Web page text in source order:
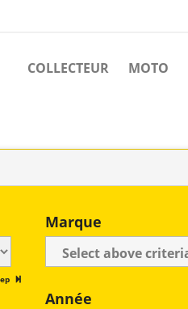
COLLECTEUR MOTO
Marque
Année